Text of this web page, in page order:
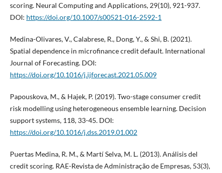
scoring. Neural Computing and Applications, 29(10), 921-937.
DOI: https://doi.org/10.1007/s00521-016-2592-1
Medina-Olivares, V., Calabrese, R., Dong, Y., & Shi, B. (2021).
Spatial dependence in microfinance credit default. International
Journal of Forecasting. DOI:
https://doi.org/10.1016/j.ijforecast.2021.05.009
Papouskova, M., & Hajek, P. (2019). Two-stage consumer credit
risk modelling using heterogeneous ensemble learning. Decision
support systems, 118, 33-45. DOI:
https://doi.org/10.1016/j.dss.2019.01.002
Puertas Medina, R. M., & Martí Selva, M. L. (2013). Análisis del
credit scoring. RAE-Revista de Administração de Empresas, 53(3),